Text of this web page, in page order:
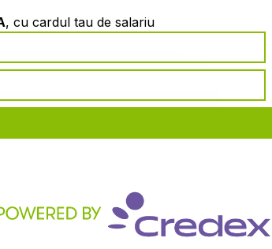
, cu cardul tau de salariu